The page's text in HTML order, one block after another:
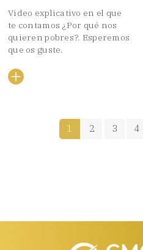
Video explicativo en el que
te contamos ¿Por qué nos
quieren pobres?. Esperemos
que os guste.
1 2 3 4